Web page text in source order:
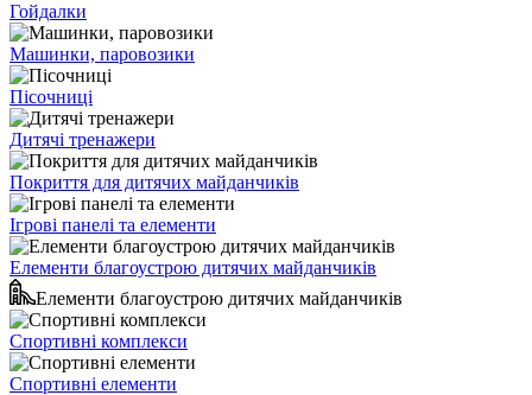
Гойдалки
Машинки, паровозики
Пісочниці
Дитячі тренажери
Покриття для дитячих майданчиків
Ігрові панелі та елементи
Елементи благоустрою дитячих майданчиків
Елементи благоустрою дитячих майданчиків
Спортивні комплекси
Спортивні елементи